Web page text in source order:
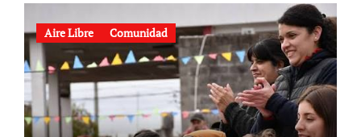
Aire Libre Comunidad